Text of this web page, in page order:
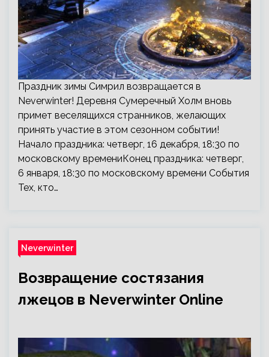
Праздник зимы Симрил возвращается в
Neverwinter! Деревня Сумеречный Холм вновь
примет веселящихся странников, желающих
принять участие в этом сезонном событии!
Начало праздника: четверг, 16 декабря, 18:30 по
московскому времениКонец праздника: четверг,
6 января, 18:30 по московскому времени События
Тех, кто…
Neverwinter
Возвращение состязания
лжецов в Neverwinter Online